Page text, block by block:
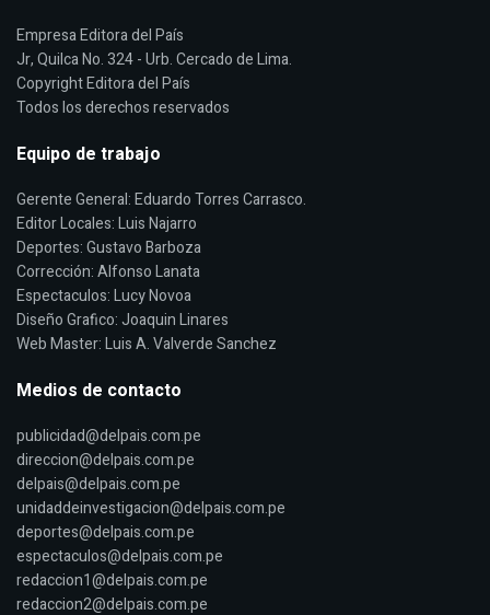
Empresa Editora del País
Jr, Quilca No. 324 - Urb. Cercado de Lima.
Copyright Editora del País
Todos los derechos reservados
Equipo de trabajo
Gerente General: Eduardo Torres Carrasco.
Editor Locales: Luis Najarro
Deportes: Gustavo Barboza
Corrección: Alfonso Lanata
Espectaculos: Lucy Novoa
Diseño Grafico: Joaquin Linares
Web Master: Luis A. Valverde Sanchez
Medios de contacto
publicidad@delpais.com.pe
direccion@delpais.com.pe
delpais@delpais.com.pe
unidaddeinvestigacion@delpais.com.pe
deportes@delpais.com.pe
espectaculos@delpais.com.pe
redaccion1@delpais.com.pe
redaccion2@delpais.com.pe